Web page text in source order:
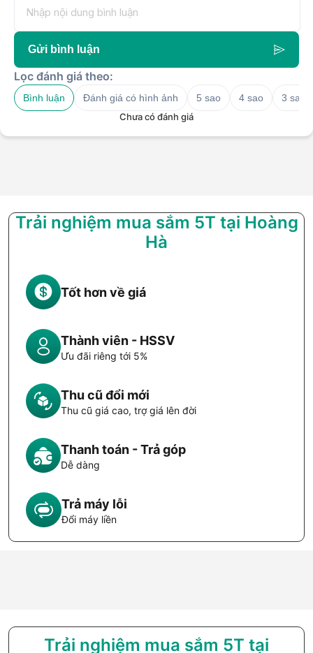
Gửi bình luận
Lọc đánh giá theo:
Bình luận Đánh giá có hình ảnh 5 sao 4 sao
3 sao
Chưa có đánh giá
Trải nghiệm mua sắm 5T tại Hoàng
Hà
Tốt hơn về giá
Thành viên - HSSV
Ưu đãi riêng tới 5%
Thu cũ đổi mới
Thu cũ giá cao, trợ giá lên đời
Thanh toán - Trả góp
Dễ dàng
Trả máy lỗi
Đổi máy liền
Trải nghiệm mua sắm 5T tại